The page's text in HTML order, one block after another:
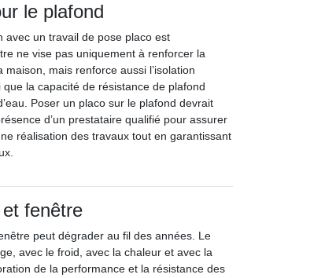
le plafond
avec un travail de pose placo est
ne vise pas uniquement à renforcer la
mais renforce aussi l’isolation
la capacité de résistance de plafond
Poser un placo sur le plafond devrait
d’un prestataire qualifié pour assurer
réalisation des travaux tout en garantissant
fenêtre
peut dégrader au fil des années. Le
avec le froid, avec la chaleur et avec la
de la performance et la résistance des